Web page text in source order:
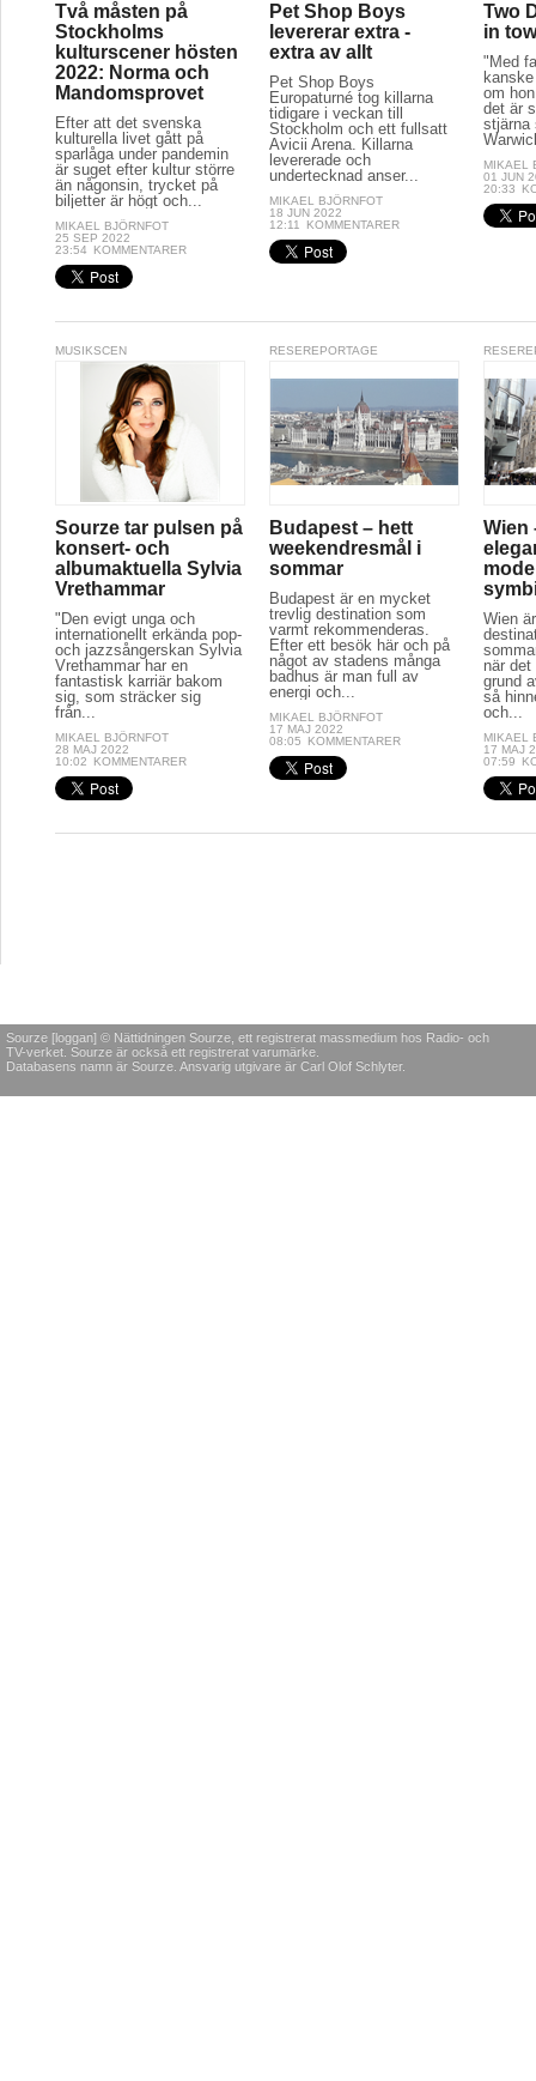
Två måsten på
Stockholms
kulturscener hösten
2022: Norma och
Mandomsprovet
Efter att det svenska
kulturella livet gått på
sparlåga under pandemin
är suget efter kultur större
än någonsin, trycket på
biljetter är högt och...
MIKAEL BJÖRNFOT
25 SEP 2022
23:54
KOMMENTARER
Pet Shop Boys
levererar extra -
extra av allt
Pet Shop Boys
Europaturné tog killarna
tidigare i veckan till
Stockholm och ett fullsatt
Avicii Arena. Killarna
levererade och
undertecknad anser...
MIKAEL BJÖRNFOT
18 JUN 2022
12:11
KOMMENTARER
Two
in
"Med
om
det är
stjärna
MIKAEL
01 JUN
20:33
MUSIKSCEN
Sourze tar pulsen på
konsert- och
albumaktuella Sylvia
Vrethammar
"Den evigt unga och
internationellt erkända pop-
och jazzsångerskan Sylvia
Vrethammar har en
fantastisk karriär bakom
sig, som sträcker sig
från...
MIKAEL BJÖRNFOT
28 MAJ 2022
10:02
KOMMENTARER
RESEREPORTAGE
Budapest – hett
weekendresmål i
sommar
Budapest är en mycket
trevlig destination som
varmt rekommenderas.
Efter ett besök här och på
något av stadens många
badhus är man full av
energi och...
MIKAEL BJÖRNFOT
17 MAJ 2022
08:05
KOMMENTARER
Wien
Wien
när det
grund
så
och...
MIKAEL
17 MAJ
07:59
Sourze [loggan] © Nättidningen Sourze, ett registrerat massmedium hos Radio- och
TV-verket. Sourze är också ett registrerat varumärke.
Databasens namn är Sourze. Ansvarig utgivare är Carl Olof Schlyter.